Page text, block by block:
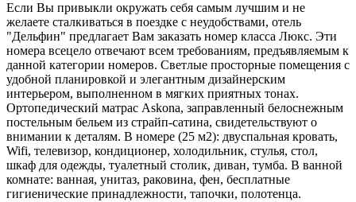
Если Вы привыкли окружать себя самым лучшим и не
желаете сталкиваться в поездке с неудобствами, отель
"Дельфин" предлагает Вам заказать номер класса Люкс. Эти
номера всецело отвечают всем требованиям, предъявляемым к
данной категории номеров. Светлые просторные помещения с
удобной планировкой и элегантным дизайнерским
интерьером, выполненном в мягких приятных тонах.
Ортопедический матрас Askona, заправленный белоснежным
постельным бельем из страйп-сатина, свидетельствуют о
внимании к деталям. В номере (25 м2): двуспальная кровать,
Wifi, телевизор, кондиционер, холодильник, стулья, стол,
шкаф для одежды, туалетный столик, диван, тумба. В ванной
комнате: ванная, унитаз, раковина, фен, бесплатные
гигиенические принадлежности, тапочки, полотенца.